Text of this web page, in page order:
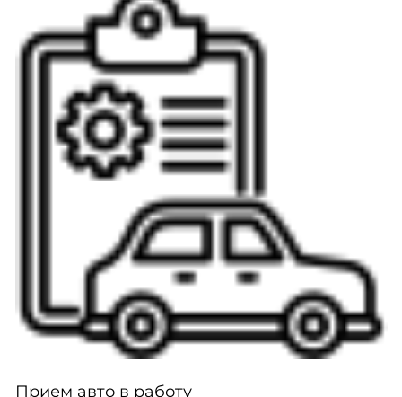
Прием авто в работу